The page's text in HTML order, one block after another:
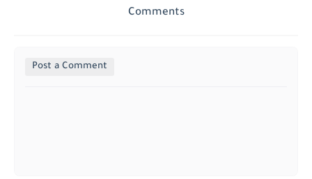
Comments
Post a Comment